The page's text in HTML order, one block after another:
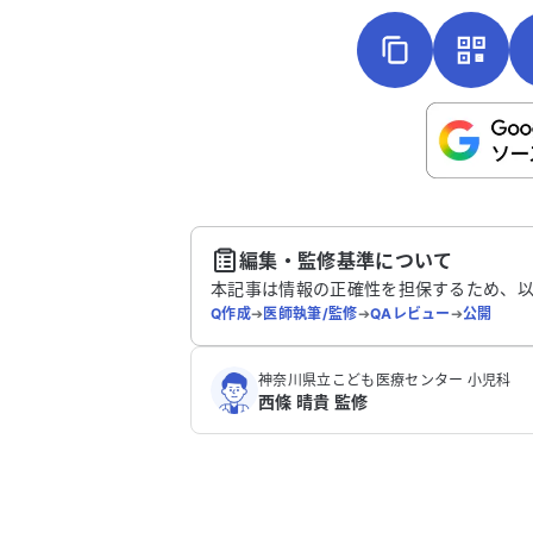
こちらは送信専用のフォームです。氏名
編集・監修基準について
本記事は情報の正確性を担保するため、
Q作成➔医師執筆/監修➔QAレビュー➔公開
神奈川県立こども医療センター 小児科
西條 晴貴 監修